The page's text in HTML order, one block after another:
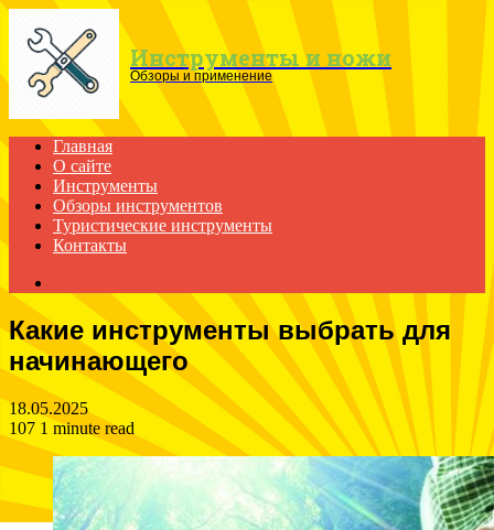
Menu
Инструменты и ножи
Обзоры и применение
Главная
О сайте
Инструменты
Обзоры инструментов
Туристические инструменты
Контакты
Какие инструменты выбрать для
начинающего
18.05.2025
107 1 minute read